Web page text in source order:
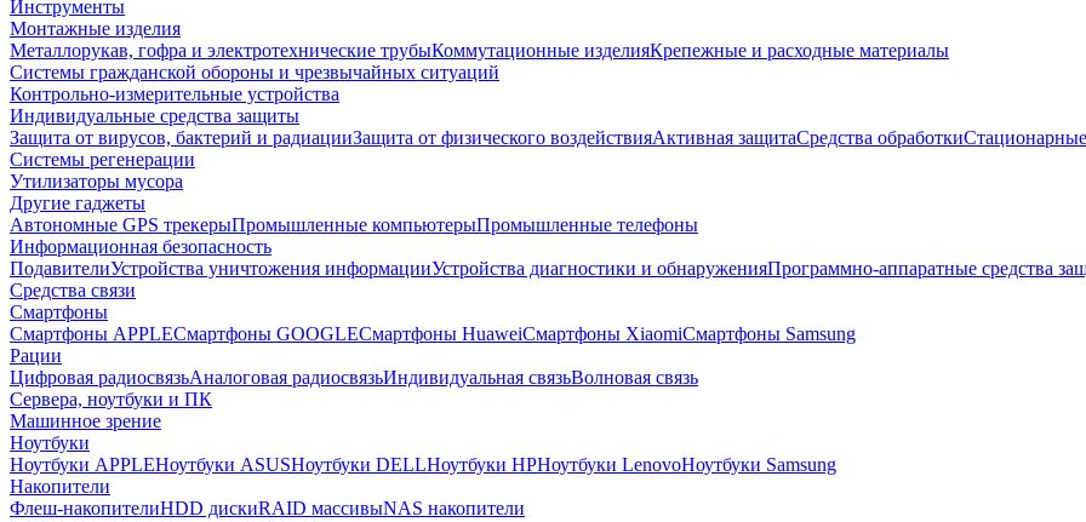
Инструменты
Монтажные изделия
Металлорукав, гофра и электротехнические трубыКоммутационные изделияКрепежные и расходные материалы
Системы гражданской обороны и чрезвычайных ситуаций
Контрольно-измерительные устройства
Индивидуальные средства защиты
Защита от вирусов, бактерий и радиацииЗащита от физического воздействияАктивная защитаСредства обработки
Системы регенерации
Утилизаторы мусора
Другие гаджеты
Автономные GPS трекерыПромышленные компьютерыПромышленные телефоны
Информационная безопасность
ПодавителиУстройства уничтожения информацииУстройства диагностики и обнаруженияПрограммно-аппаратные средства
Средства связи
Смартфоны
Смартфоны APPLEСмартфоны GOOGLEСмартфоны HuaweiСмартфоны XiaomiСмартфоны Samsung
Рации
Цифровая радиосвязьАналоговая радиосвязьИндивидуальная связьВолновая связь
Сервера, ноутбуки и ПК
Машинное зрение
Ноутбуки
Ноутбуки APPLEНоутбуки ASUSНоутбуки DELLНоутбуки HPНоутбуки LenovoНоутбуки Samsung
Накопители
Флеш-накопителиHDD дискиRAID массивыNAS накопители